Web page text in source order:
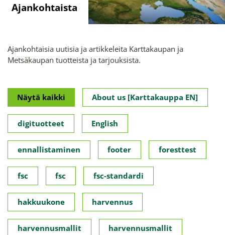
Ajankohtaista
Ajankohtaisia uutisia ja artikkeleita Karttakaupan ja
Metsäkaupan tuotteista ja tarjouksista.
Näytä kaikki About us [Karttakauppa EN]
digituotteet English
ennallistaminen footer foresttest
fsc fsc fsc-standardi
hakkuukone harvennus
harvennusmallit harvennusmallit